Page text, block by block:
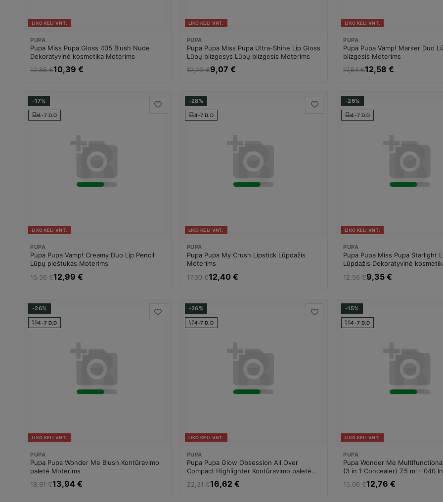
LIKO KELI VNT.
PUPA
Pupa Miss Pupa Gloss 405 Blush Nude
Dekoratyvinė kosmetika Moterims
12,85 €10,39 €
LIKO KELI VNT.
PUPA
Pupa Pupa Miss Pupa Ultra-Shine Lip Gloss
Lūpų blizgesys Lūpų blizgesis Moterims
12,22 €9,07 €
LIKO KELI VNT.
PUPA
Pupa Pupa Vamp! Marker Duo
blizgesis Moterims
17,54 €12,58 €
-17%
4-7 D.D
LIKO KELI VNT.
PUPA
Pupa Pupa Vamp! Creamy Duo Lip Pencil
Lūpų pieštukas Moterims
15,56 €12,99 €
-28%
4-7 D.D
LIKO KELI VNT.
PUPA
Pupa Pupa My Crush Lipstick Lūpdažis
Moterims
17,30 €12,40 €
-26%
4-7 D.D
LIKO KELI VNT.
PUPA
Pupa Pupa Miss Pupa Starlight
Lūpdažis Dekoratyvinė
12,56 €9,35 €
-26%
4-7 D.D
LIKO KELI VNT.
PUPA
Pupa Pupa Wonder Me Blush Kontūravimo
paletė Moterims
18,91 €13,94 €
-26%
4-7 D.D
LIKO KELI VNT.
PUPA
Pupa Pupa Glow Obsession All Over
Compact Highlighter Kontūravimo paletė
Moterims
22,31 €16,62 €
-15%
4-7 D.D
LIKO KELI VNT.
PUPA
Pupa Wonder Me
(3 in 1 Concealer) 7.5 ml - 040
Warm Beige Maskuojamoji
Moterims
15,06 €12,76 €